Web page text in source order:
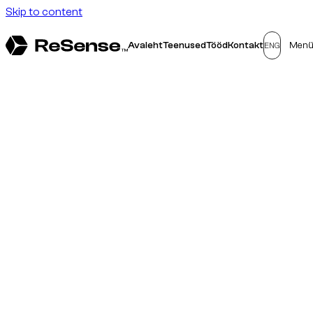
Skip to content
AvalehtTeenusedTöödKontaktENG